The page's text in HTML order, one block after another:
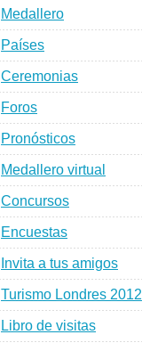
Medallero
Países
Ceremonias
Foros
Pronósticos
Medallero virtual
Concursos
Encuestas
Invita a tus amigos
Turismo Londres 2012
Libro de visitas